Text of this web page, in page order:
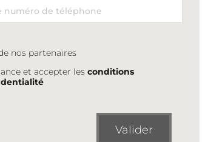
nos partenaires
et accepter lesconditions
Valider